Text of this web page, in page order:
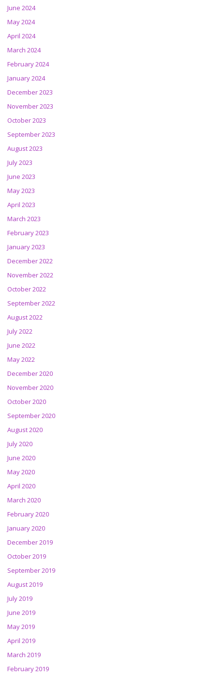
June 2024
May 2024
April 2024
March 2024
February 2024
January 2024
December 2023
November 2023
October 2023
September 2023
August 2023
July 2023
June 2023
May 2023
April 2023
March 2023
February 2023
January 2023
December 2022
November 2022
October 2022
September 2022
August 2022
July 2022
June 2022
May 2022
December 2020
November 2020
October 2020
September 2020
August 2020
July 2020
June 2020
May 2020
April 2020
March 2020
February 2020
January 2020
December 2019
October 2019
September 2019
August 2019
July 2019
June 2019
May 2019
April 2019
March 2019
February 2019